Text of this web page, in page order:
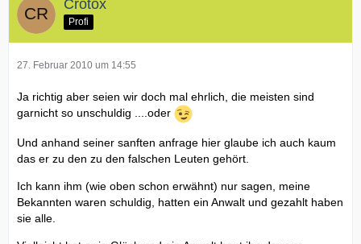
Crotox
Profi
27. Februar 2010 um 14:55
Ja richtig aber seien wir doch mal ehrlich, die meisten sind
garnicht so unschuldig ....oder
Und anhand seiner sanften anfrage hier glaube ich auch kaum
das er zu den zu den falschen Leuten gehört.
Ich kann ihm (wie oben schon erwähnt) nur sagen, meine
Bekannten waren schuldig, hatten ein Anwalt und gezahlt haben
sie alle.